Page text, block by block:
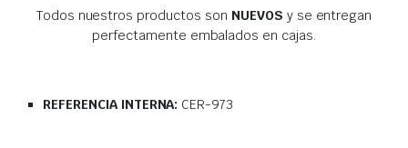
Todos nuestros productos son NUEVOS y se entregan
perfectamente embalados en cajas.
REFERENCIA INTERNA: CER-973